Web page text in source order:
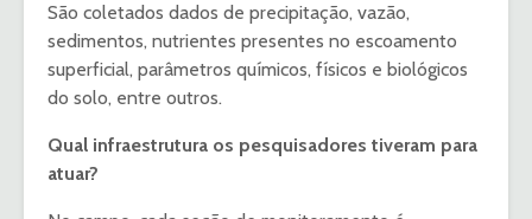
São coletados dados de precipitação, vazão,
sedimentos, nutrientes presentes no escoamento
superficial, parâmetros químicos, físicos e biológicos
do solo, entre outros.
Qual infraestrutura os pesquisadores tiveram para
atuar?